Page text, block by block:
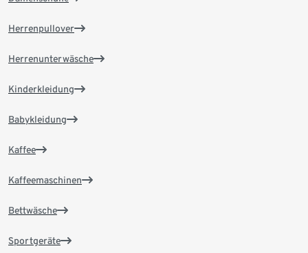
Herrenpullover
Herrenunterwäsche
Kinderkleidung
Babykleidung
Kaffee
Kaffeemaschinen
Bettwäsche
Sportgeräte